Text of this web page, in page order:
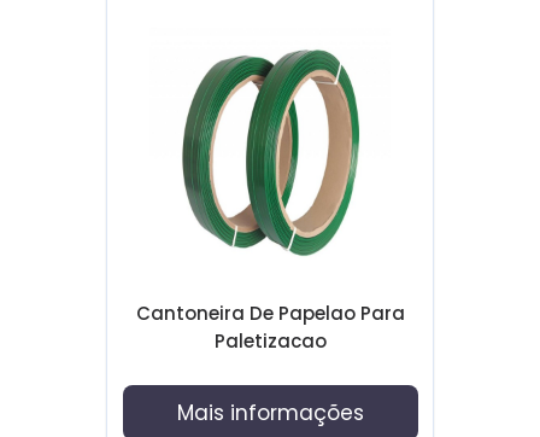
Cantoneira De Papelao Para
Paletizacao
Mais informações